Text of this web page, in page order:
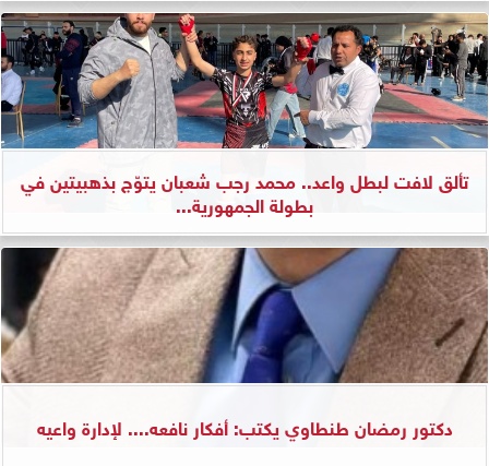
تألق لافت لبطل واعد.. محمد رجب شعبان يتوّج بذهبيتين في
بطولة الجمهورية...
دكتور رمضان طنطاوي يكتب: أفكار نافعه.... لإدارة واعيه